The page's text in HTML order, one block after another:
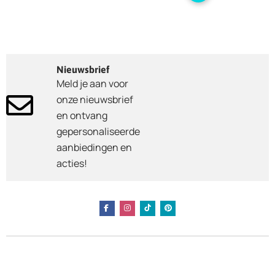
Nieuwsbrief
Meld je aan voor
onze nieuwsbrief
en ontvang
gepersonaliseerde
aanbiedingen en
acties!